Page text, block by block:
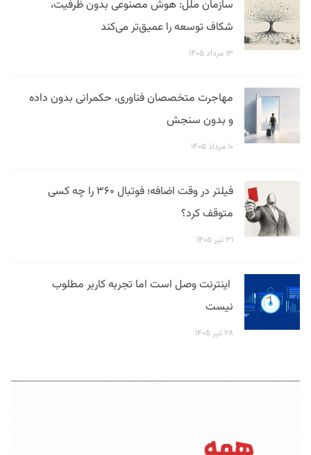
سازمان ملل: هوش مصنوعی بدون ظرفیت،
شکاف توسعه را عمیق‌تر می‌کند
۱۳ مرداد ۱۴۰۵
مهاجرت متخصصان فناوری، حکمرانی بدون داده
و بدون سنجش
۱۰ مرداد ۱۴۰۵
فیلتر در وقت اضافه؛ فوتبال ۳۶۰ را چه کسی
متوقف کرد؟
۳۱ تیر ۱۴۰۵
اینترنت وصل است اما تجربه کاربر مطلوب
نیست
۲۸ تیر ۱۴۰۵